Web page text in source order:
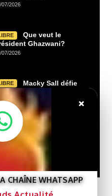
07/2026
Que veut le
Ghazwani?
07/2026
Macky Sall défie
: un retour qui rebat
cartes face à Sonko
07/2026
Tensions
la Chine et Taïwan
×
CHAÎNE WHATSAPP